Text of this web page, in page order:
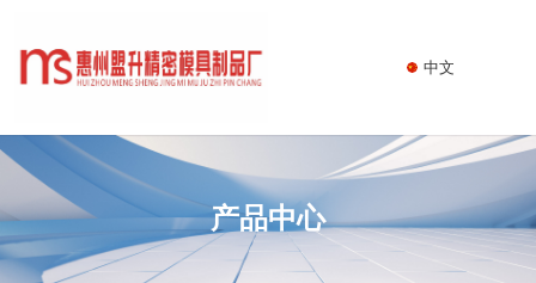
中文
产品中心